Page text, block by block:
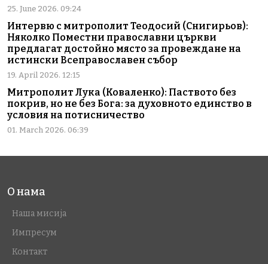
25. June 2026. 09:24
Интервю с митрополит Теодосий (Снигирьов):
Няколко Поместни православни църкви
предлагат достойно място за провеждане на
истински Всеправославен събор
19. April 2026. 12:15
Митрополит Лука (Коваленко): Паството без
покрив, но не без Бога: за духовното единство в
условия на потисничество
01. March 2026. 06:39
О нама
Наша мисија
Импресум
Контакт